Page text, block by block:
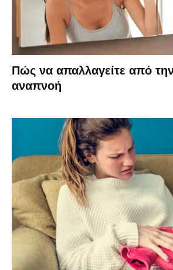
Πώς να απαλλαγείτε από
αναπνοή